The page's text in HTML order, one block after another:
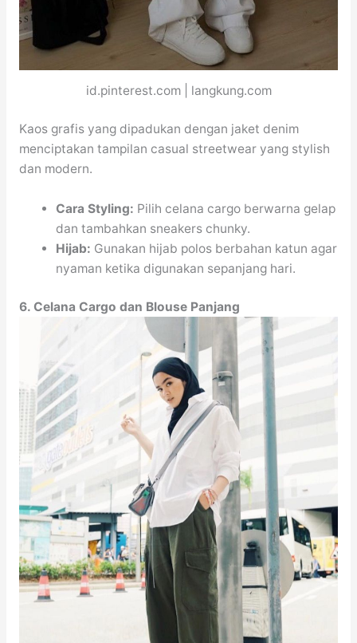
id.pinterest.com | langkung.com
Kaos grafis yang dipadukan dengan jaket denim
menciptakan tampilan casual streetwear yang stylish
dan modern.
Cara Styling: Pilih celana cargo berwarna gelap
dan tambahkan sneakers chunky.
Hijab: Gunakan hijab polos berbahan katun agar
nyaman ketika digunakan sepanjang hari.
6. Celana Cargo dan Blouse Panjang